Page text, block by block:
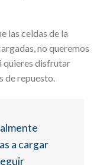
las celdas de la
no queremos
quieres disfrutar
de repuesto.
a cargar